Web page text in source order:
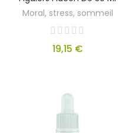
Moral, stress, sommeil
19,15 €